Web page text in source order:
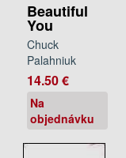
Beautiful
You
Chuck
Palahniuk
14.50 €
Na
objednávku